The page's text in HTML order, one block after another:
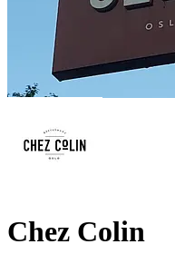
Chez Colin